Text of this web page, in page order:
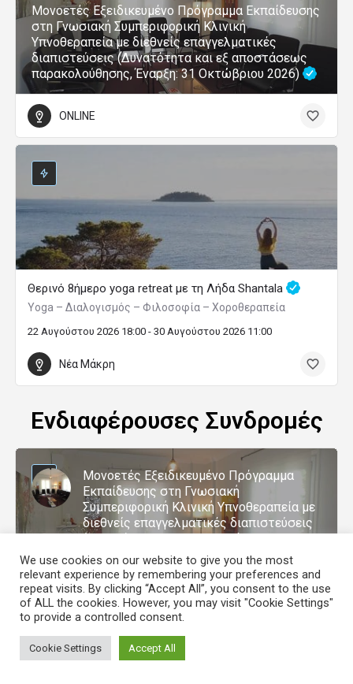
Μονοετές Εξειδικευμένο Πρόγραμμα Εκπαίδευσης
στη Γνωσιακή Συμπεριφορική Κλινική
Υπνοθεραπεία με διεθνείς επαγγελματικές
διαπιστεύσεις (Δυνατότητα και εξ αποστάσεως
παρακολούθησης, Έναρξη: 31 Οκτώβριου 2026)
ONLINE
Θερινό 8ήμερο yoga retreat με τη Λήδα Shantala
Yoga – Διαλογισμός – Φιλοσοφία – Χοροθεραπεία
22 Αυγούστου 2026 18:00 - 30 Αυγούστου 2026 11:00
Νέα Μάκρη
Ενδιαφέρουσες Συνδρομές
Μονοετές Εξειδικευμένο Πρόγραμμα
Εκπαίδευσης στη Γνωσιακή
Συμπεριφορική Κλινική Υπνοθεραπεία με
διεθνείς επαγγελματικές διαπιστεύσεις
παρακολούθησης, Έναρξη: 31 Οκτώβριου
2026
Ήβης 17
Μαρούσι
We use cookies on our website to give you the most
relevant experience by remembering your preferences and
repeat visits. By clicking “Accept All”, you consent to the use
of ALL the cookies. However, you may visit "Cookie Settings"
to provide a controlled consent.
Cookie Settings Accept All